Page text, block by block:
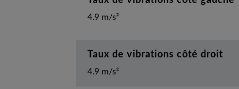
4.9 m/s²
Taux de vibrations côté droit
4.9 m/s²